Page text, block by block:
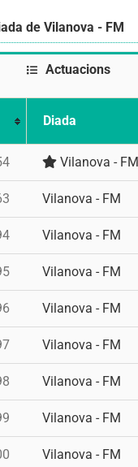
de Vilanova - FM
Actuacions
Diada
Vilanova - FM
Vilanova - FM
Vilanova - FM
Vilanova - FM
Vilanova - FM
Vilanova - FM
Vilanova - FM
Vilanova - FM
Vilanova - FM